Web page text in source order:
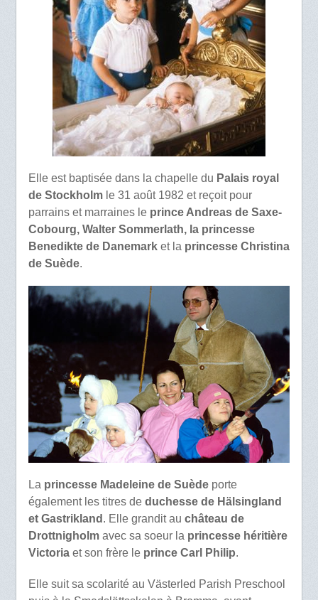
Elle est baptisée dans la chapelle du Palais royal
de Stockholmle 31 août 1982 et reçoit pour
parrains et marraines le prince Andreas de Saxe-
Cobourg, Walter Sommerlath, la princesse
Benedikte de Danemarket la princesse Christina
de Suède.
Laprincesse Madeleine de Suèdeporte
également les titres de duchesse de Hälsingland
et Gastrikland . Elle grandit au château de
Drottnigholmavec sa soeur la princesse héritière
Victoriaet son frère leprince Carl Philip.
Elle suit sa scolarité au Västerled Parish Preschool